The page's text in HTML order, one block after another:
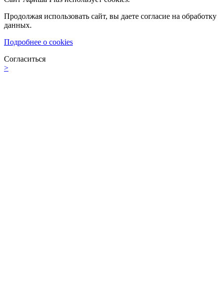
Продолжая использовать сайт, вы даете согласие на обработку
данных.
Подробнее о cookies
Согласиться
>